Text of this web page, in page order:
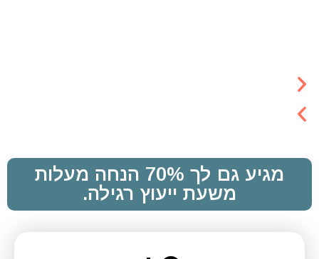
מגיע גם לך 70% הנחה מעלות
משעת ייעוץ רגילה.